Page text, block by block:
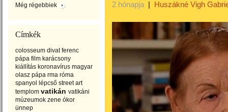
Még régebbiek
Címkék
colosseum divat ferenc
pápa film karácsony
kiállítás koronavírus magyar
olasz pápa rma róma
spanyol lépcső street art
templom vatikán vatikáni
múzeumok zene ókor
ünnep
2 hónapja | Huszákné Vigh